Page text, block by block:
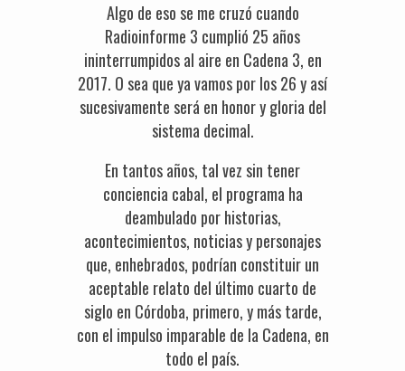
Algo de eso se me cruzó cuando
Radioinforme 3 cumplió 25 años
ininterrumpidos al aire en Cadena 3, en
2017. O sea que ya vamos por los 26 y así
sucesivamente será en honor y gloria del
sistema decimal.
En tantos años, tal vez sin tener
conciencia cabal, el programa ha
deambulado por historias,
acontecimientos, noticias y personajes
que, enhebrados, podrían constituir un
aceptable relato del último cuarto de
siglo en Córdoba, primero, y más tarde,
con el impulso imparable de la Cadena, en
todo el país.